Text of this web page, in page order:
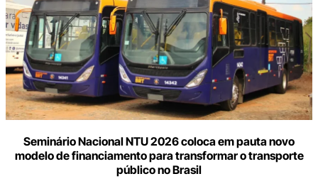
Seminário Nacional NTU 2026 coloca em pauta novo
modelo de financiamento para transformar o transporte
público no Brasil